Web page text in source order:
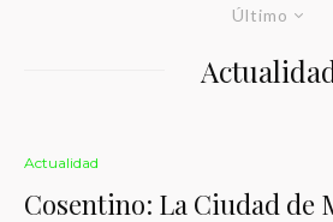
Último
Actualidad
Cosentino: La Ciudad de